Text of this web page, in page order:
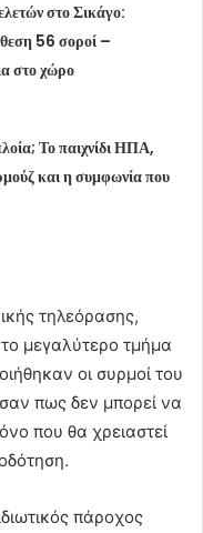
στο Σικάγο:
56 σοροί –
στο χώρο
Το παιχνίδι ΗΠΑ,
και η συμφωνία που
τηλεόρασης,
το μεγαλύτερο τμήμα
οι συρμοί του
πως δεν μπορεί να
που θα χρειαστεί
πάροχος